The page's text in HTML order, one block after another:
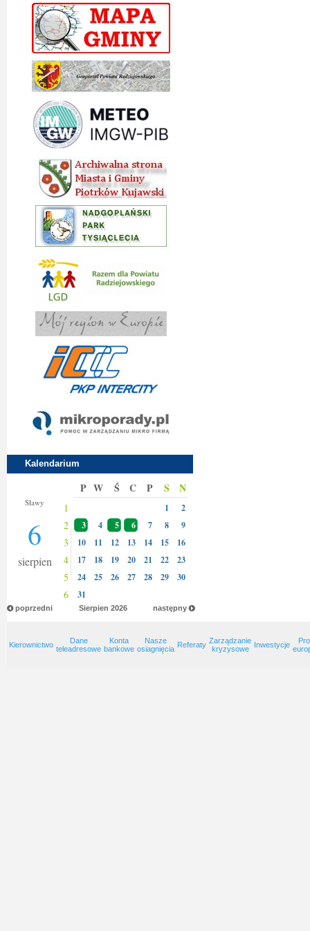
Kalendarium
Sławy
6
sierpien
P W Ś C P S N
1 1 2
2 3 4 5 6 7 8 9
3 10 11 12 13 14 15 16
4 17 18 19 20 21 22 23
5 24 25 26 27 28 29 30
6 31
poprzedni następny
Sierpien 2026
Kierownictwo
Dane
teleadresowe
Konta
bankowe
Nasze
osiagnięcia Referaty Zarządzanie
kryzysowe
Inwestycje